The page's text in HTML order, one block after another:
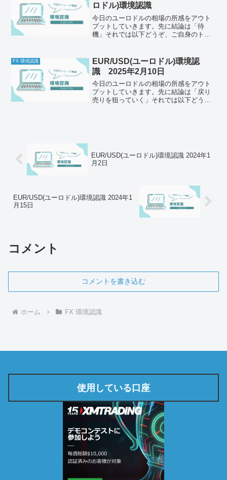
ロドル)環境認識
今日のユーロドルの相場の所感をアウト
プットしていきます。先に結論は「待
機」それでは以下どうぞ、ご自身のトレ
日早くから寝て、睡眠時間をしっかり確
保して質の良い睡眠をとる...
FX 環境認識
EUR/USD(ユーロドル)環境認
識 2025年2月10日
今日のユーロドルの相場の所感をアウト
プットしていきます。先に結論は「戻り
売りを狙っていく」それでは以下どう
EUR/USD(ユーロドル)環境認識 2024年1
月2日
EUR/USD(ユーロドル)環境認識 2024年1
月15日
コメント
コメントを書き込む
ホーム FX 環境認識
使用している口座